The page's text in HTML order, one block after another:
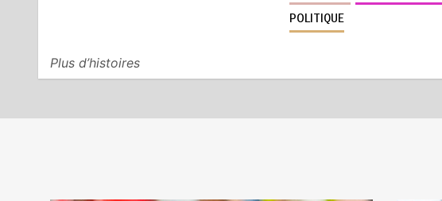
POLITIQUE
Plus d’histoires